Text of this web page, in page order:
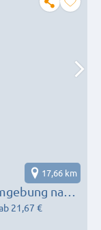
nach
17,66 km
21,67 €